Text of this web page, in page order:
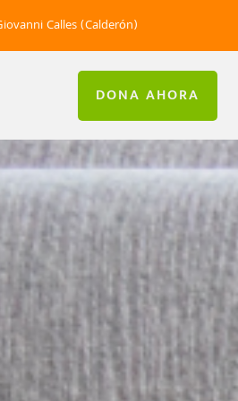
Calles (Calderón)
DONA AHORA